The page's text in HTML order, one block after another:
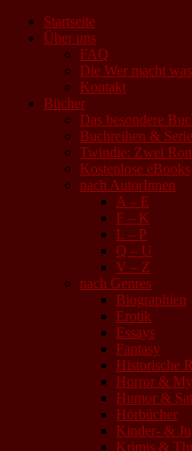
Startseite
Über uns
FAQ
Die Wer macht
Kontakt
Bücher
Das besondere
Buchreihen &
Twindie: Zwei
Kostenlose eBooks
nach AutorInnen
A – E
F – K
L – P
Q – U
V – Z
nach Genres
Biographien
Erotik
Essays
Fantasy
Historische
Horror &
Humor &
Hörbücher
Kinder- &
Krimis &